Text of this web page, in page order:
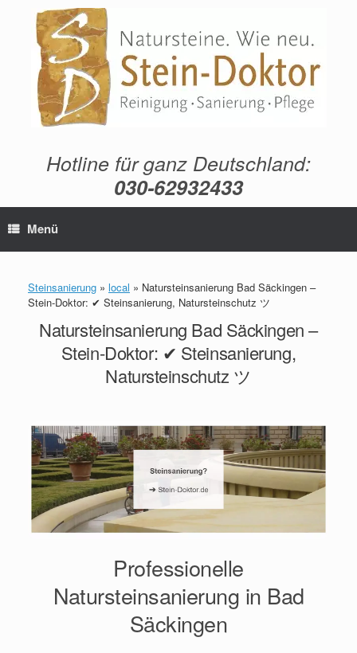
springen
Hotline für ganz Deutschland:
030-62932433
Menü
Steinsanierung » local » Natursteinsanierung Bad Säckingen –
Stein-Doktor: ✔ Steinsanierung, Natursteinschutz ツ
Natursteinsanierung Bad Säckingen –
Stein-Doktor: ✔ Steinsanierung,
Natursteinschutz ツ
Professionelle
Natursteinsanierung in Bad
Säckingen